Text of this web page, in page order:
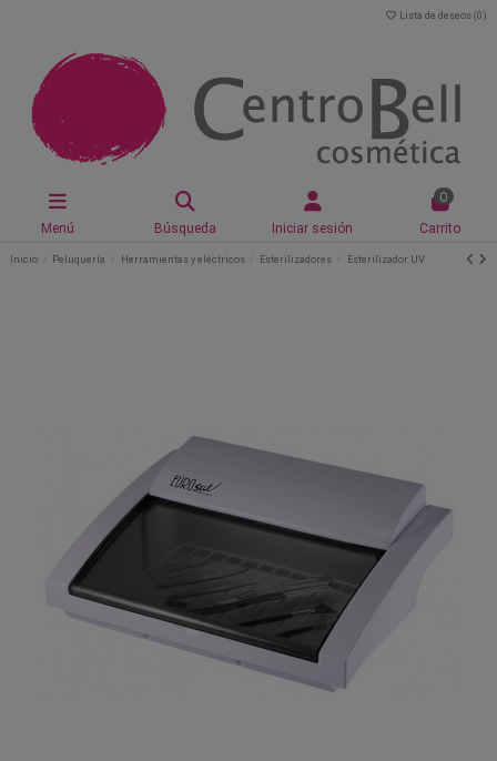
Lista de deseos (0 )
Menú Búsqueda Iniciar sesión
0
Carrito
Inicio Peluquería Herramientas y eléctricos Esterilizadores Esterilizador UV